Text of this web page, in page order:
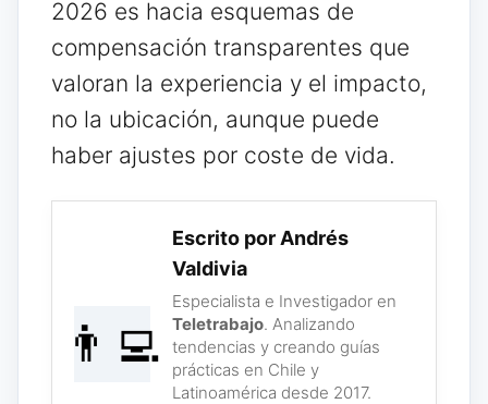
2026 es hacia esquemas de
compensación transparentes que
valoran la experiencia y el impacto,
no la ubicación, aunque puede
haber ajustes por coste de vida.
👨‍💻
Escrito por Andrés
Valdivia
Especialista e Investigador en
Teletrabajo. Analizando
tendencias y creando guías
prácticas en Chile y
Latinoamérica desde 2017.